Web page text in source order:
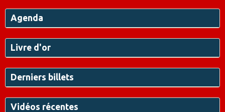
Agenda
Livre d'or
Derniers billets
Vidéos récentes